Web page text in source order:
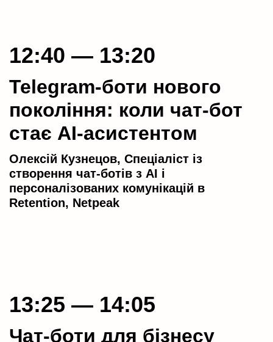
12:40 — 13:20
Telegram-боти нового
покоління: коли чат-бот
стає AI-асистентом
Олексій Кузнецов, Спеціаліст із
створення чат-ботів з АІ і
персоналізованих комунікацій в
Retention, Netpeak
13:25 — 14:05
Чат-боти для бізнесу